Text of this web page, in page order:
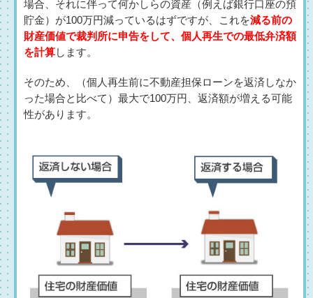
場合、それに伴って何かしらの資産（例えば銀行口座の預
貯金）が100万円減っているはずですが、これを減る前の
財産価値で裁判所に申告をして、個人再生での最低弁済額
を計算します。
そのため、（個人再生前に不動産担保ローンを返済しなか
った場合と比べて）最大で100万円、返済額が増える可能
性があります。